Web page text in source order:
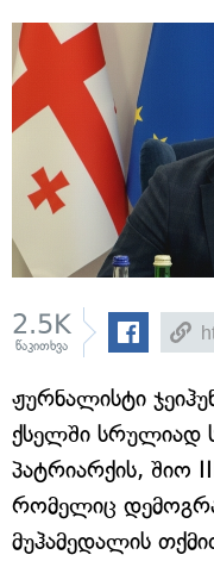
2.5K
წაკითხვა
ჟურნალისტი
ქსელში სრულიად
პატრიარქის, შიო
რომელიც
მუჰამედალის